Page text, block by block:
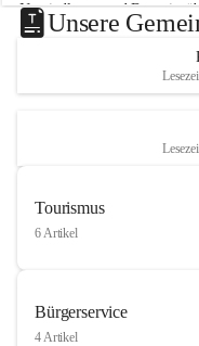
Neusiedlersee und Bgm. ist
hofft auf baldige praktische
Gerade in Zeiten des
wichtig!
Unsere
Tourismus
6 Artikel
Bürgerservice
4 Artikel